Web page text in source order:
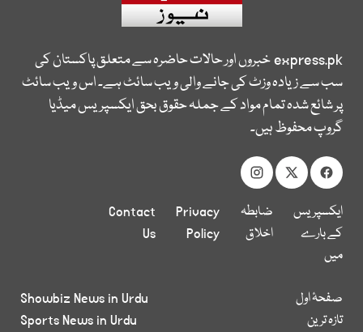
express.pkخبروں اور حالات حاضرہ سے متعلق پاکستان کی
سب سے زیادہ وزٹ کی جانے والی ویب سائٹ ہے۔ اس ویب سائٹ
پر شائع شدہ تمام مواد کے جملہ حقوق بحق ایکسپریس میڈیا
گروپ محفوظ ہیں۔
ایکسپریس
کے بارے
میں
ضابطہ
اخلاق
Privacy
Policy
Contact
Us
صفحۂ اول
تازہ ترین
Showbiz News in Urdu
Sports News in Urdu